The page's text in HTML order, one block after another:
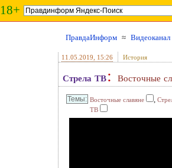
18+
ПравдаИнформ ≈ Видеоканал
11.05.2019 , 15:26 История
Стрела ТВ: Восточные
Восточные славяне ,
ТВ